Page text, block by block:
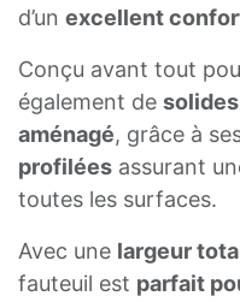
d’un excellent
Conçu avant tout
également de
aménagé, grâce à
profilées assurant
toutes les surfaces.
Avec une largeur
fauteuil est parfait